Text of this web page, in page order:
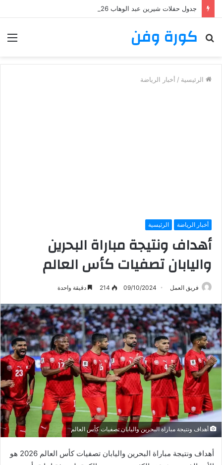
كورة وفن
بحث
الرئيسية / أخبار الرياضة
أخبار الرياضة الرئيسية
أهداف ونتيجة مباراة البحرين
واليابان تصفيات كأس العالم
فريق العمل 09/10/2024
214 دقيقة واحدة
أهداف ونتيجة مباراة البحرين واليابان تصفيات كأس العالم
أهداف ونتيجة مباراة البحرين واليابان تصفيات كأس العالم 2026 هو